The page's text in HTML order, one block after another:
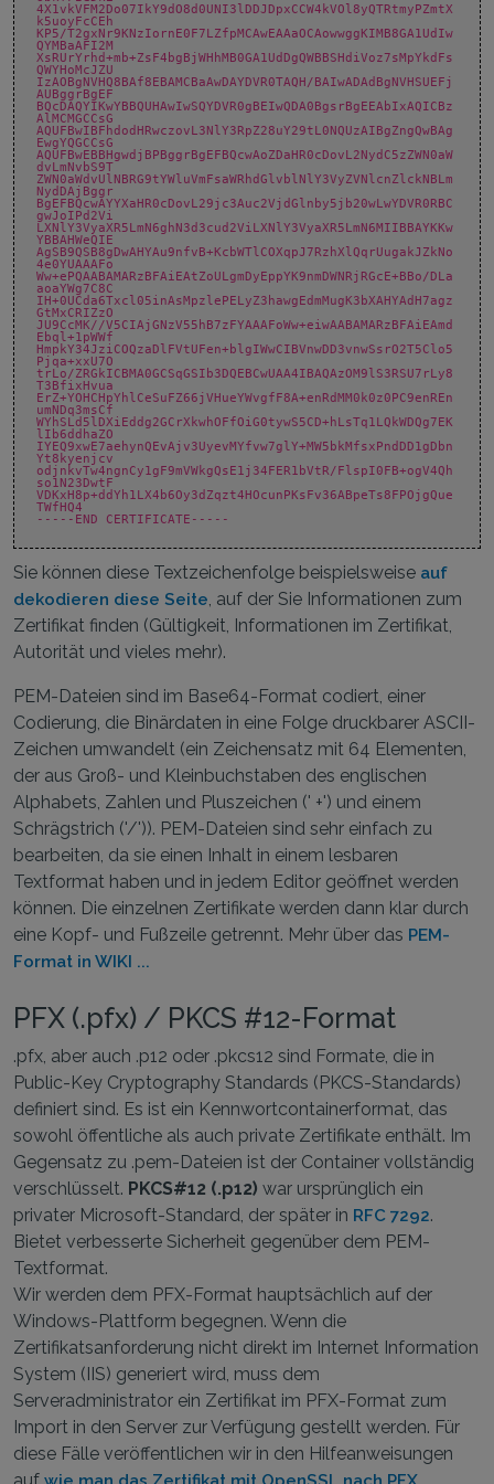
4X1vkVFM2Do07IkY9dO8d0UNI3lDDJDpxCCW4kVOl8yQTRtmyPZmtX
k5uoyFcCEh
KP5/T2gxNr9KNzIornE0F7LZfpMCAwEAAaOCAowwggKIMB8GA1UdIw
QYMBaAFI2M
XsRUrYrhd+mb+ZsF4bgBjWHhMB0GA1UdDgQWBBSHdiVoz7sMpYkdFs
QWYHoMcJZU
IzAOBgNVHQ8BAf8EBAMCBaAwDAYDVR0TAQH/BAIwADAdBgNVHSUEFj
AUBggrBgEF
BQcDAQYIKwYBBQUHAwIwSQYDVR0gBEIwQDA0BgsrBgEEAbIxAQICBz
AlMCMGCCsG
AQUFBwIBFhdodHRwczovL3NlY3RpZ28uY29tL0NQUzAIBgZngQwBAg
EwgYQGCCsG
AQUFBwEBBHgwdjBPBggrBgEFBQcwAoZDaHR0cDovL2NydC5zZWN0aW
dvLmNvbS9T
ZWN0aWdvUlNBRG9tYWluVmFsaWRhdGlvblNlY3VyZVNlcnZlckNBLm
NydDAjBggr
BgEFBQcwAYYXaHR0cDovL29jc3Auc2VjdGlnby5jb20wLwYDVR0RBC
gwJoIPd2Vi
LXNlY3VyaXR5LmN6ghN3d3cud2ViLXNlY3VyaXR5LmN6MIIBBAYKKw
YBBAHWeQIE
AgSB9QSB8gDwAHYAu9nfvB+KcbWTlCOXqpJ7RzhXlQqrUugakJZkNo
4e0YUAAAFo
Ww+ePQAABAMARzBFAiEAtZoULgmDyEppYK9nmDWNRjRGcE+BBo/DLa
aoaYWg7C8C
IH+0UCda6Txcl05inAsMpzlePELyZ3hawgEdmMugK3bXAHYAdH7agz
GtMxCRIZzO
JU9CcMK//V5CIAjGNzV55hB7zFYAAAFoWw+eiwAABAMARzBFAiEAmd
Ebql+1pWWf
HmpkY34JziCOQzaDlFVtUFen+blgIWwCIBVnwDD3vnwSsrO2T5Clo5
Pjqa+xxU7O
trLo/ZRGkICBMA0GCSqGSIb3DQEBCwUAA4IBAQAzOM9lS3RSU7rLy8
T3BfixHvua
ErZ+YOHCHpYhlCeSuFZ66jVHueYWvgfF8A+enRdMM0k0z0PC9enREn
umNDq3msCf
WYhSLd5lDXiEddg2GCrXkwhOFfOiG0tywS5CD+hLsTq1LQkWDQg7EK
lIb6ddhaZO
IYEQ9xwE7aehynQEvAjv3UyevMYfvw7glY+MW5bkMfsxPndDD1gDbn
Yt8kyenjcv
odjnkvTw4ngnCy1gF9mVWkgQsE1j34FER1bVtR/FlspI0FB+ogV4Qh
so1N23DwtF
VDKxH8p+ddYh1LX4b6Oy3dZqzt4HOcunPKsFv36ABpeTs8FPOjgQue
TWfHQ4
-----END CERTIFICATE-----
Sie können diese Textzeichenfolge beispielsweise auf
dekodieren diese Seite, auf der Sie Informationen zum
Zertifikat finden (Gültigkeit, Informationen im Zertifikat,
Autorität und vieles mehr).
PEM-Dateien sind im Base64-Format codiert, einer
Codierung, die Binärdaten in eine Folge druckbarer ASCII-
Zeichen umwandelt (ein Zeichensatz mit 64 Elementen,
der aus Groß- und Kleinbuchstaben des englischen
Alphabets, Zahlen und Pluszeichen (' +') und einem
Schrägstrich ('/')). PEM-Dateien sind sehr einfach zu
bearbeiten, da sie einen Inhalt in einem lesbaren
Textformat haben und in jedem Editor geöffnet werden
können. Die einzelnen Zertifikate werden dann klar durch
eine Kopf- und Fußzeile getrennt. Mehr über das PEM-
Format in WIKI ...
PFX (.pfx) / PKCS #12-Format
.pfx, aber auch .p12 oder .pkcs12 sind Formate, die in
Public-Key Cryptography Standards (PKCS-Standards)
definiert sind. Es ist ein Kennwortcontainerformat, das
sowohl öffentliche als auch private Zertifikate enthält. Im
Gegensatz zu .pem-Dateien ist der Container vollständig
verschlüsselt. PKCS#12 (.p12) war ursprünglich ein
privater Microsoft-Standard, der später in RFC 7292.
Bietet verbesserte Sicherheit gegenüber dem PEM-
Textformat.
Wir werden dem PFX-Format hauptsächlich auf der
Windows-Plattform begegnen. Wenn die
Zertifikatsanforderung nicht direkt im Internet Information
System (IIS) generiert wird, muss dem
Serveradministrator ein Zertifikat im PFX-Format zum
Import in den Server zur Verfügung gestellt werden. Für
diese Fälle veröffentlichen wir in den Hilfeanweisungen